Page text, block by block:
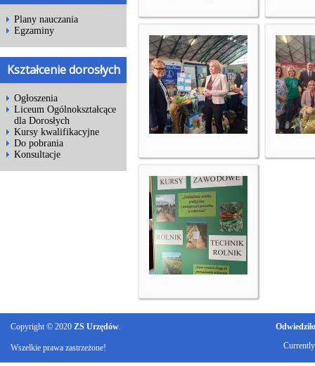
Plany nauczania
Egzaminy
Kształcenie dorosłych
Ogłoszenia
Liceum Ogólnokształcące
dla Dorosłych
Kursy kwalifikacyjne
Do pobrania
Konsultacje
Copyright © 2020 ZS Urzędów.
Wszelkie prawa zastrzeżone!